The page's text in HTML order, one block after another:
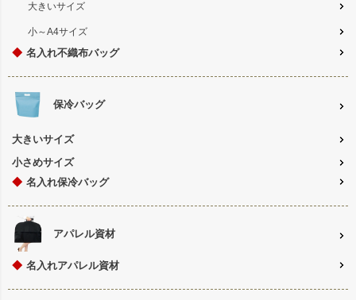
大きいサイズ
小～A4サイズ
◆ 名入れ不織布バッグ
保冷バッグ
大きいサイズ
小さめサイズ
◆ 名入れ保冷バッグ
アパレル資材
◆ 名入れアパレル資材